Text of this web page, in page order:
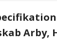
Arby,